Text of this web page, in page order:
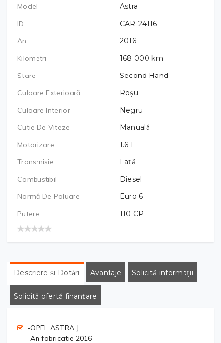
Model
Astra
ID
CAR-24116
An
2016
Kilometri
168 000 km
Stare
Second Hand
Culoare Exterioară
Roșu
Culoare Interior
Negru
Cutie De Viteze
Manuală
Motorizare
1.6 L
Transmisie
Față
Combustibil
Diesel
Normă De Poluare
Euro 6
Putere
110 CP
Descriere și Dotări Avantaje Solicită informații
Solicită ofertă finanțare
-OPEL ASTRA J
-An fabricatie 2016